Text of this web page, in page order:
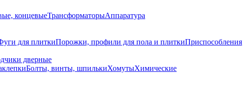
концевыеТрансформаторыАппаратура
для плиткиПорожки, профили для пола и плиткиПриспособления
дверные
Болты, винты, шпилькиХомутыХимические